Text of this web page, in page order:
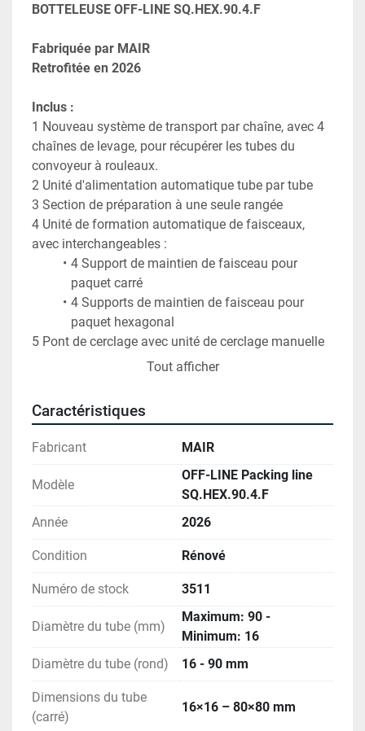
BOTTELEUSE OFF-LINE SQ.HEX.90.4.F
Fabriquée par MAIR
Retrofitée en 2026
Inclus :
1 Nouveau système de transport par chaîne, avec 4
chaînes de levage, pour récupérer les tubes du
4 Unité de formation automatique de faisceaux,
4 Support de maintien de faisceau pour
4 Supports de maintien de faisceau pour
5 Pont de cerclage avec unité de cerclage manuelle
8 Nouveau panneau de commande électrique avec
9 Nouveau système de drainage d'émulsion et de
Tout afficher
Caractéristiques
Fabricant MAIR
Modèle
OFF-LINE Packing line
SQ.HEX.90.4.F
Année
2026
Condition Rénové
Numéro de stock 3511
Diamètre du tube (mm)
Maximum: 90 -
Minimum: 16
Diamètre du tube (rond)
16 - 90 mm
Dimensions du tube
(carré)
16×16 – 80×80 mm